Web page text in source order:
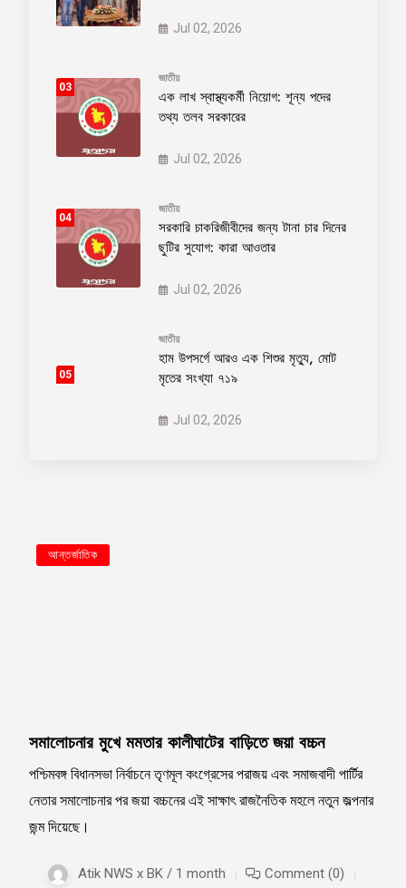
Jul 02, 2026
03
জাতীয়
এক লাখ স্বাস্থ্যকর্মী নিয়োগ: শূন্য পদের
তথ্য তলব সরকারের
Jul 02, 2026
04
জাতীয়
সরকারি চাকরিজীবীদের জন্য টানা চার দিনের
ছুটির সুযোগ: কারা আওতার
Jul 02, 2026
05
জাতীয়
হাম উপসর্গে আরও এক শিশুর মৃত্যু, মোট
মৃতের সংখ্যা ৭১৯
Jul 02, 2026
আন্তর্জাতিক
সমালোচনার মুখে মমতার কালীঘাটের বাড়িতে জয়া বচ্চন
পশ্চিমবঙ্গ বিধানসভা নির্বাচনে তৃণমূল কংগ্রেসের পরাজয় এবং সমাজবাদী পার্টির
নেতার সমালোচনার পর জয়া বচ্চনের এই সাক্ষাৎ রাজনৈতিক মহলে নতুন জল্পনার
জন্ম দিয়েছে।
Atik NWS x BK / 1 month Comment (0)